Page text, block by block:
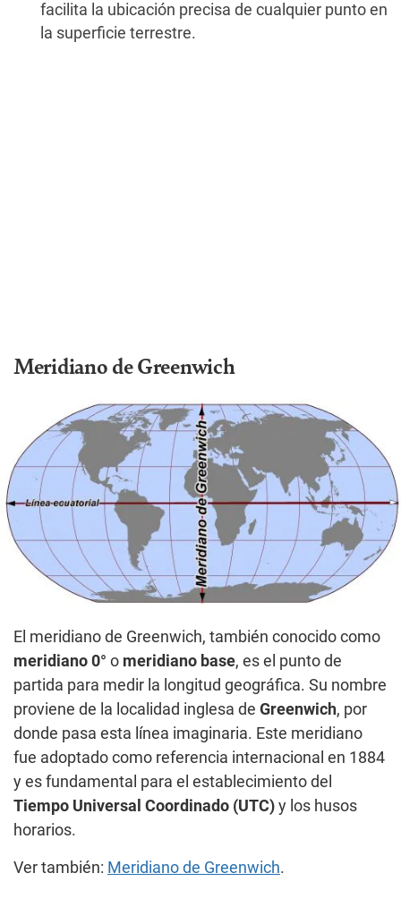
facilita la ubicación precisa de cualquier punto en
la superficie terrestre.
Meridiano de Greenwich
El meridiano de Greenwich, también conocido como
meridiano 0° o meridiano base, es el punto de
partida para medir la longitud geográfica. Su nombre
proviene de la localidad inglesa de Greenwich, por
donde pasa esta línea imaginaria. Este meridiano
fue adoptado como referencia internacional en 1884
y es fundamental para el establecimiento del
Tiempo Universal Coordinado (UTC) y los husos
horarios.
Ver también: Meridiano de Greenwich.